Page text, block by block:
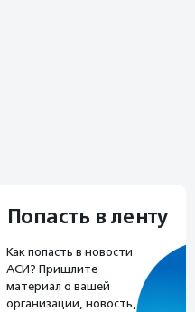
Попасть в ленту
Как попасть в новости
АСИ? Пришлите
материал о вашей
организации, новость,